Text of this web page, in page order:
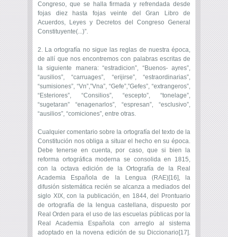
Congreso, que se halla firmada y refrendada desde
fojas diez hasta fojas veinte del Gran Libro de
Acuerdos, Leyes y Decretos del Congreso General
Constituyente(...)”.
2. La ortografía no sigue las reglas de nuestra época,
de allí que nos encontremos con palabras escritas de
la siguiente manera: “estradicion”, “Buenos- ayres”,
“ausilios”, “carruages”, “erijirse”, “estraordinarias”,
“sumisiones”, “Vn”,”Vna”, “Gefe”,”Gefes”, “extrangeros”,
“Esteriores”, “Consilios”, “escepto”, “tonelage”,
“sugetaran” “enagenarlos”, “espresan”, “esclusivo”,
“ausilios”, “comiciones”, entre otras.
Cualquier comentario sobre la ortografía del texto de la
Constitución nos obliga a situar el hecho en su época.
Debe tenerse en cuenta, por caso, que si bien la
reforma ortográfica moderna se consolida en 1815,
con la octava edición de la Ortografía de la Real
Academia Española de la Lengua (RAE)[16], la
difusión sistemática recién se alcanza a mediados del
siglo XIX, con la publicación, en 1844, del Prontuario
de ortografía de la lengua castellana, dispuesto por
Real Orden para el uso de las escuelas públicas por la
Real Academia Española con arreglo al sistema
adoptado en la novena edición de su Diccionario[17].